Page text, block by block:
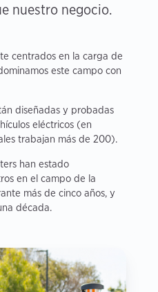
nuestro negocio.
centrados en la carga de
este campo con
diseñadas y probadas
eléctricos (en
trabajan más de 200).
han estado
en el campo de la
más de cinco años, y
década.